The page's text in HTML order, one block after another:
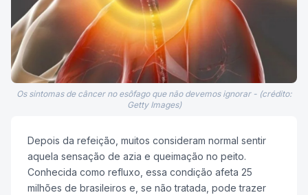
Os sintomas de câncer no esôfago que não devemos ignorar - (crédito:
Getty Images)
Depois da refeição, muitos consideram normal sentir
aquela sensação de azia e queimação no peito.
Conhecida como refluxo, essa condição afeta 25
milhões de brasileiros e, se não tratada, pode trazer